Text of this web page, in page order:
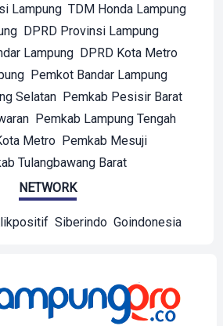
Lampung TDM Honda Lampung
DPRD Provinsi Lampung
Lampung DPRD Kota Metro
Pemkot Bandar Lampung
Selatan Pemkab Pesisir Barat
Pemkab Lampung Tengah
Metro Pemkab Mesuji
Tulangbawang Barat
NETWORK
Siberindo Goindonesia